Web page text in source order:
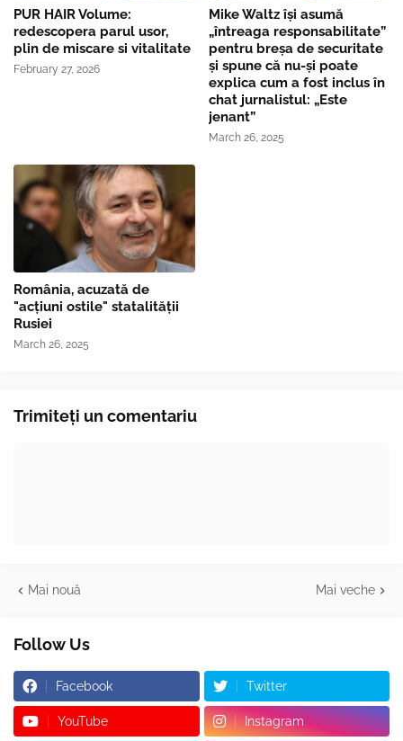
PUR HAIR Volume:
redescopera parul usor,
plin de miscare si vitalitate
February 27, 2026
Mike Waltz îşi asumă
„întreaga responsabilitate”
pentru breşa de securitate
și spune că nu-și poate
explica cum a fost inclus în
chat jurnalistul: „Este
jenant”
March 26, 2025
România, acuzată de
"acțiuni ostile" statalității
Rusiei
March 26, 2025
Trimiteți un comentariu
Mai nouă Mai veche
Follow Us
Facebook Twitter
YouTube Instagram